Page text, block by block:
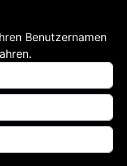
Benutzernamen